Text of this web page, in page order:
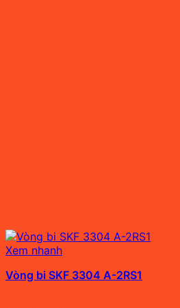
Xem nhanh
Vòng bi SKF 3304 A-2RS1